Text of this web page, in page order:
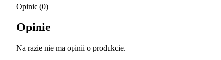
Opinie (0)
Opinie
Na razie nie ma opinii o produkcie.